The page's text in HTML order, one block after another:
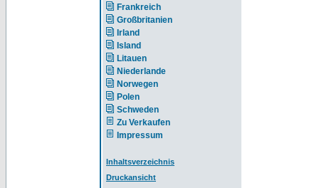
Frankreich
Großbritanien
Irland
Island
Litauen
Niederlande
Norwegen
Polen
Schweden
Zu Verkaufen
Impressum
Inhaltsverzeichnis
Druckansicht